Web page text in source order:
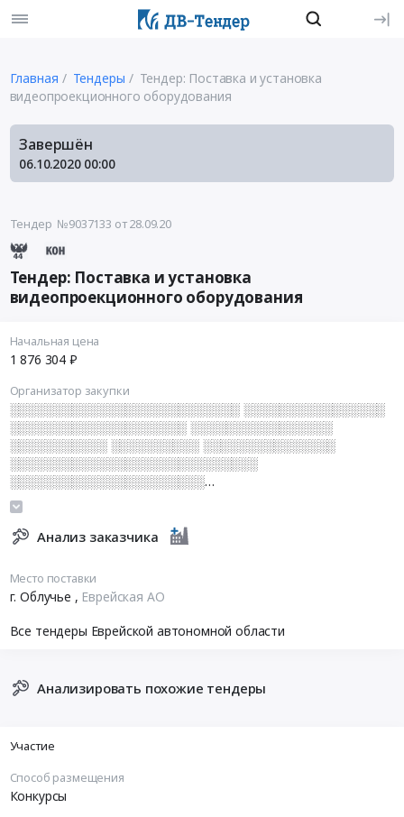
Главная Тендеры
Тендер: Поставка и установка
видеопроекционного оборудования
Завершён
06.10.2020 00:00
Тендер №9037133 от 28.09.20
Тендер: Поставка и установка
видеопроекционного оборудования
Начальная цена
1 876 304 ₽
Организатор закупки
░░░░░░░░░░░░░░░░░░░░░░░░░░ ░░░░░░░░░░░░░░░░
░░░░░░░░░░░░░░░░░░░░ ░░░░░░░░░░░░░░░░
░░░░░░░░░░░ ░░░░░░░░░░ ░░░░░░░░░░░░░░░
░░░░░░░░░░░░░░░░░░░░░░░░░░░░
░░░░░░░░░░░░░░░░░░░░░░
░░░░░░░░░░░░░░░░░░░░░░░
░░░░░░░░░░░░░░░░░░░░░░░░░░ ░░░░░░░░░░░
Анализ заказчика
Место поставки
г. Облучье , Еврейская АО
Все тендеры Еврейской автономной области
Анализировать похожие тендеры
Участие
Способ размещения
Конкурсы